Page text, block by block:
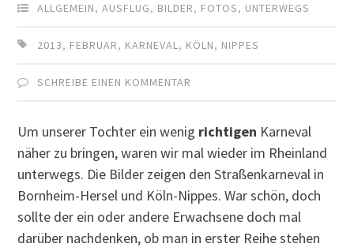
ALLGEMEIN,AUSFLUG, BILDER, FOTOS, UNTERWEGS
2013, FEBRUAR, KARNEVAL, KÖLN, NIPPES
SCHREIBE EINEN KOMMENTAR
Um unserer Tochter ein wenig richtigen Karneval
näher zu bringen, waren wir mal wieder im Rheinland
unterwegs. Die Bilder zeigen den Straßenkarneval in
Bornheim-Hersel und Köln-Nippes. War schön, doch
sollte der ein oder andere Erwachsene doch mal
darüber nachdenken, ob man in erster Reihe stehen